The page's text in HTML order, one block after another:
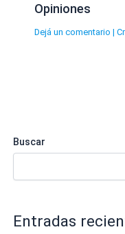
Opiniones
Dejá un comentario |
Buscar
Entradas